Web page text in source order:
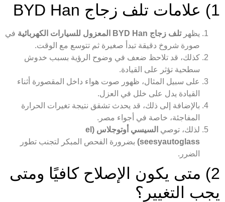
1) علامات تلف زجاج BYD Han
يظهرتلف زجاج BYD Han المعزول للسيارات الكهربائية
في
صورة شروخ دقيقة تبدأ صغيرة ثم تتوسع مع الوقت.
كذلك، قد تلاحظ ضعف في وضوح الرؤية بسبب خدوش
سطحية تؤثر على القيادة.
على سبيل المثال، ظهور صوت هواء داخل المقصورة أثناء
القيادة يدل على خلل في العزل.
بالإضافة إلى ذلك، قد يحدث تشقق نتيجة تغيرات الحرارة
المفاجئة، خاصة في أجواء مصر.
لذلك، توصي
السيسي أوتوجلاس (el
seesyautoglass) بضرورة الفحص المبكر لتجنب تطور
الضرر.
2) متى يكون الإصلاح كافيًا ومتى
يجب التغيير؟